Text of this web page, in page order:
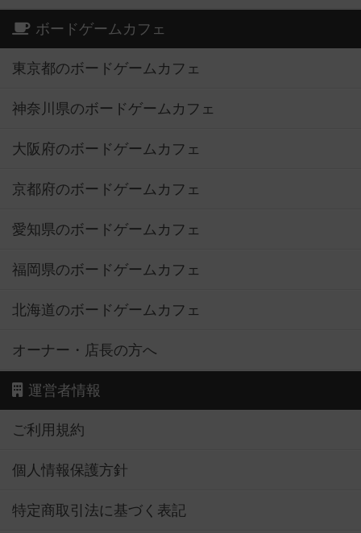
ボードゲームカフェ
東京都のボードゲームカフェ
神奈川県のボードゲームカフェ
大阪府のボードゲームカフェ
京都府のボードゲームカフェ
愛知県のボードゲームカフェ
福岡県のボードゲームカフェ
北海道のボードゲームカフェ
オーナー・店長の方へ
運営者情報
ご利用規約
個人情報保護方針
特定商取引法に基づく表記